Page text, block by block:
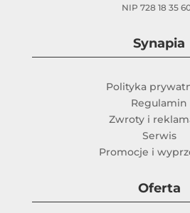
NIP 728 18 35
Synapia
Polityka
Regulamin
Zwroty i
Serwis
Promocje i
Oferta